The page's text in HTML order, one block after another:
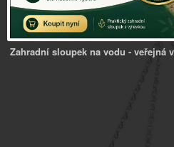
Zahradní sloupek na vodu - veřejná